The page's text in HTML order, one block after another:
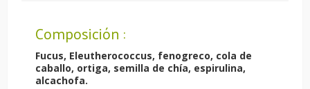
Composición :
Fucus, Eleutherococcus, fenogreco, cola de
caballo, ortiga, semilla de chía, espirulina,
alcachofa.